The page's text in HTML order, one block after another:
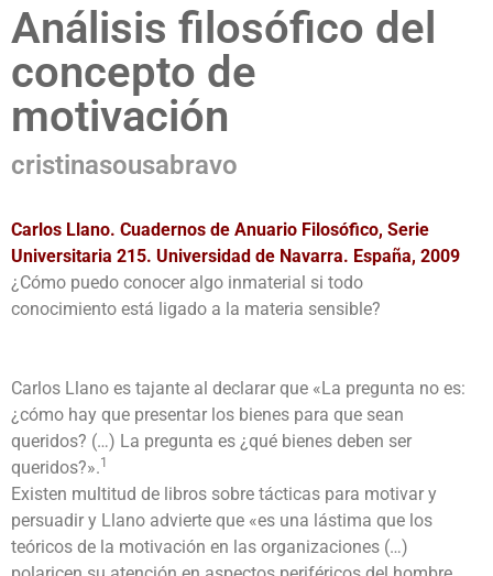
Análisis filosófico del
concepto de
motivación
cristinasousabravo
Carlos Llano. Cuadernos de Anuario Filosófico, Serie
Universitaria 215. Universidad de Navarra. España, 2009
¿Cómo puedo conocer algo inmaterial si todo
conocimiento está ligado a la materia sensible?
Carlos Llano es tajante al declarar que «La pregunta no es:
¿cómo hay que presentar los bienes para que sean
queridos? (…) La pregunta es ¿qué bienes deben ser
queridos?».1
Existen multitud de libros sobre tácticas para motivar y
persuadir y Llano advierte que «es una lástima que los
teóricos de la motivación en las organizaciones (…)